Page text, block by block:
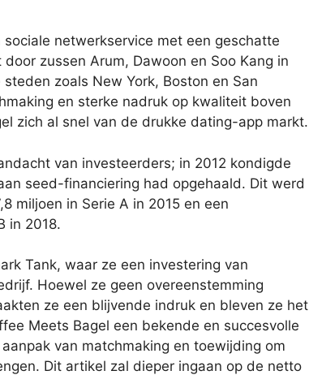
netwerkservice met een geschatte
zussen Arum, Dawoon en Soo Kang in
zoals New York, Boston en San
en sterke nadruk op kwaliteit boven
zich al snel van de drukke dating-app markt.
van investeerders; in 2012 kondigde
seed-financiering had opgehaald. Dit werd
miljoen in Serie A in 2015 en een
in 2018.
Tank, waar ze een investering van
Hoewel ze geen overeenstemming
ze een blijvende indruk en bleven ze het
Meets Bagel een bekende en succesvolle
van matchmaking en toewijding om
Dit artikel zal dieper ingaan op de netto